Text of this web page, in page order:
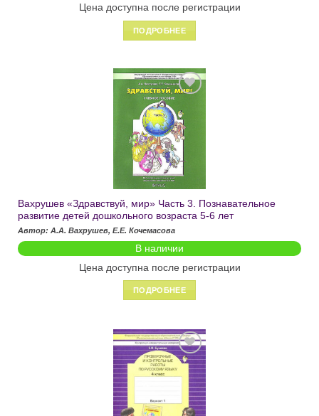
Цена доступна после регистрации
ПОДРОБНЕЕ
Добавить
в список
желаний
Вахрушев «Здравствуй, мир» Часть 3. Познавательное
развитие детей дошкольного возраста 5-6 лет
Автор: А.А. Вахрушев, Е.Е. Кочемасова
В наличии
Цена доступна после регистрации
ПОДРОБНЕЕ
Добавить
в список
желаний